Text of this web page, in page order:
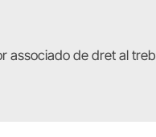
associado de dret al